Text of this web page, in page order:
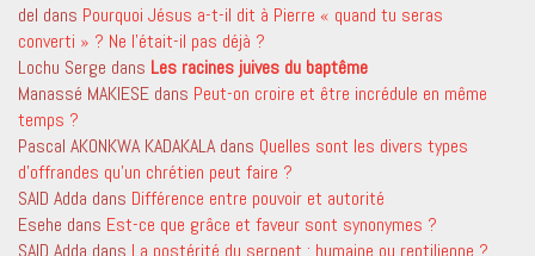
del dans Pourquoi Jésus a-t-il dit à Pierre « quand tu seras
converti » ? Ne l’était-il pas déjà ?
Lochu Serge dans Les racines juives du baptême
Manassé MAKIESE dans Peut-on croire et être incrédule en même
temps ?
Pascal AKONKWA KADAKALA dans Quelles sont les divers types
d’offrandes qu’un chrétien peut faire ?
SAID Adda dans Différence entre pouvoir et autorité
Esehe dans Est-ce que grâce et faveur sont synonymes ?
SAID Adda dans La postérité du serpent ; humaine ou reptilienne ?